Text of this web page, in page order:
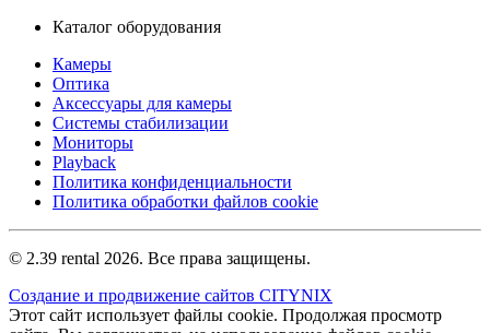
Каталог оборудования
Камеры
Оптика
Аксессуары для камеры
Системы стабилизации
Мониторы
Playback
Политика конфиденциальности
Политика обработки файлов cookie
© 2.39 rental 2026. Все права защищены.
Создание и продвижение сайтов CITYNIX
Этот сайт использует файлы cookie. Продолжая просмотр